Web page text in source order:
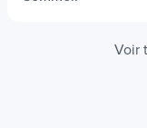
Voir